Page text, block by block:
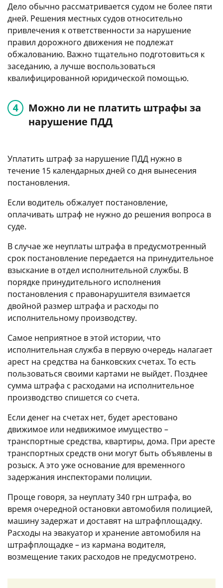
Дело обычно рассматривается судом не более пяти
дней. Решения местных судов относительно
привлечения к ответственности за нарушение
правил дорожного движения не подлежат
обжалованию. Важно тщательно подготовиться к
заседанию, а лучше воспользоваться
квалифицированной юридической помощью.
Можно ли не платить штрафы за
нарушение ПДД
Уплатить штраф за нарушение ПДД нужно в
течение 15 календарных дней со дня вынесения
постановления.
Если водитель обжалует постановление,
оплачивать штраф не нужно до решения вопроса в
суде.
В случае же неуплаты штрафа в предусмотренный
срок постановление передается на принудительное
взыскание в отдел исполнительной службы. В
порядке принудительного исполнения
постановления с правонарушителя взимается
двойной размер штрафа и расходы по
исполнительному производству.
Самое неприятное в этой истории, что
исполнительная служба в первую очередь налагает
арест на средства на банковских счетах. То есть
пользоваться своими картами не выйдет. Позднее
сумма штрафа с расходами на исполнительное
производство спишется со счета.
Если денег на счетах нет, будет арестовано
движимое или недвижимое имущество –
транспортные средства, квартиры, дома. При аресте
транспортных средств они могут быть объявлены в
розыск. А это уже основание для временного
задержания инспекторами полиции.
Проще говоря, за неуплату 340 грн штрафа, во
время очередной остановки автомобиля полицией,
машину задержат и доставят на штрафплощадку.
Расходы на эвакуатор и хранение автомобиля на
штрафплощадке – из кармана водителя,
возмещение таких расходов не предусмотрено.